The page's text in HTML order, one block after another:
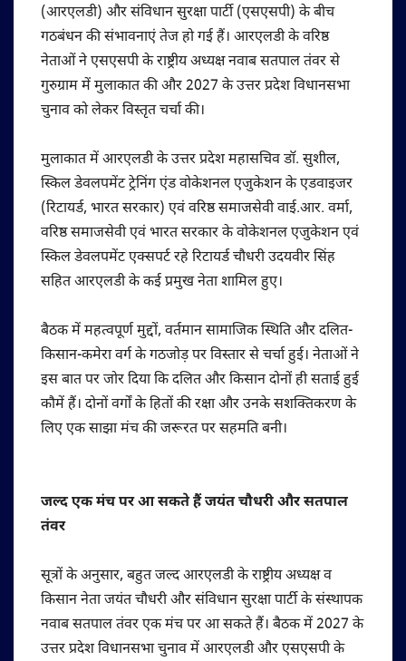
(आरएलडी) और संविधान सुरक्षा पार्टी (एसएसपी) के बीच
गठबंधन की संभावनाएं तेज हो गई हैं। आरएलडी के वरिष्ठ
नेताओं ने एसएसपी के राष्ट्रीय अध्यक्ष नवाब सतपाल तंवर से
गुरुग्राम में मुलाकात की और 2027 के उत्तर प्रदेश विधानसभा
चुनाव को लेकर विस्तृत चर्चा की।
मुलाकात में आरएलडी के उत्तर प्रदेश महासचिव डॉ. सुशील,
स्किल डेवलपमेंट ट्रेनिंग एंड वोकेशनल एजुकेशन के एडवाइजर
(रिटायर्ड, भारत सरकार) एवं वरिष्ठ समाजसेवी वाई.आर. वर्मा,
वरिष्ठ समाजसेवी एवं भारत सरकार के वोकेशनल एजुकेशन एवं
स्किल डेवलपमेंट एक्सपर्ट रहे रिटायर्ड चौधरी उदयवीर सिंह
सहित आरएलडी के कई प्रमुख नेता शामिल हुए।
बैठक में महत्वपूर्ण मुद्दों, वर्तमान सामाजिक स्थिति और दलित-
किसान-कमेरा वर्ग के गठजोड़ पर विस्तार से चर्चा हुई। नेताओं ने
इस बात पर जोर दिया कि दलित और किसान दोनों ही सताई हुई
कौमें हैं। दोनों वर्गों के हितों की रक्षा और उनके सशक्तिकरण के
लिए एक साझा मंच की जरूरत पर सहमति बनी।
जल्द एक मंच पर आ सकते हैं जयंत चौधरी और सतपाल
तंवर
सूत्रों के अनुसार, बहुत जल्द आरएलडी के राष्ट्रीय अध्यक्ष व
किसान नेता जयंत चौधरी और संविधान सुरक्षा पार्टी के संस्थापक
नवाब सतपाल तंवर एक मंच पर आ सकते हैं। बैठक में 2027 के
उत्तर प्रदेश विधानसभा चुनाव में आरएलडी और एसएसपी के